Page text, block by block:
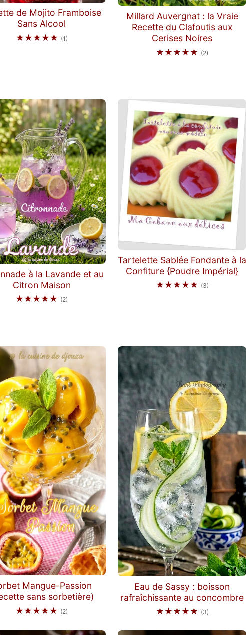
de Mojito Framboise
Sans Alcool
★★★★★ (1)
Millard Auvergnat : la Vraie
Recette du Clafoutis aux
Cerises Noires
★★★★★ (2)
à la Lavande et au
Citron Maison
★★★★★ (2)
Tartelette Sablée Fondante à la
Confiture {Poudre Impérial}
★★★★★ (3)
Mangue-Passion
sans sorbetière)
★★★★★ (2)
Eau de Sassy : boisson
rafraîchissante au concombre
★★★★★ (3)